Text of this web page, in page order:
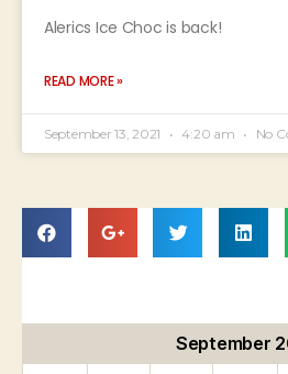
Alerics Ice Choc is back!
READ MORE »
September 13, 2021 4:20 am No
September